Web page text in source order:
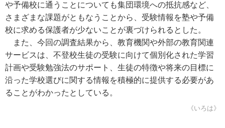
や予備校に通うことについても集団環境への抵抗感など、
さまざまな課題がともなうことから、受験情報を塾や予備
校に求める保護者が少ないことが裏づけられるとした。
また、今回の調査結果から、教育機関や外部の教育関連
サービスは、不登校生徒の受験に向けて個別化された学習
計画や受験勉強法のサポート、生徒の特徴や将来の目標に
沿った学校選びに関する情報を積極的に提供する必要があ
ることがわかったとしている。
《いろは》